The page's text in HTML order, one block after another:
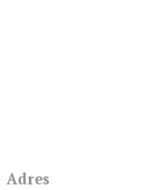
Adres